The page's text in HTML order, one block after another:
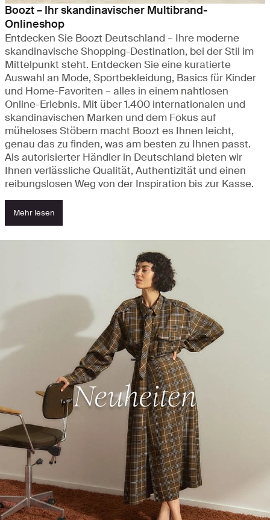
Boozt – Ihr skandinavischer Multibrand-
Onlineshop
Entdecken Sie Boozt Deutschland – Ihre moderne
skandinavische Shopping-Destination, bei der Stil im
Mittelpunkt steht. Entdecken Sie eine kuratierte
Auswahl an Mode, Sportbekleidung, Basics für Kinder
und Home-Favoriten – alles in einem nahtlosen
Online-Erlebnis. Mit über 1.400 internationalen und
skandinavischen Marken und dem Fokus auf
müheloses Stöbern macht Boozt es Ihnen leicht,
genau das zu finden, was am besten zu Ihnen passt.
Als autorisierter Händler in Deutschland bieten wir
Ihnen verlässliche Qualität, Authentizität und einen
reibungslosen Weg von der Inspiration bis zur Kasse.
Mehr lesen
Entdecken Sie Neuheiten und Highlights